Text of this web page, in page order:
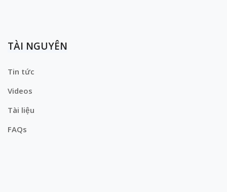
TÀI NGUYÊN
Tin tức
Videos
Tài liệu
FAQs